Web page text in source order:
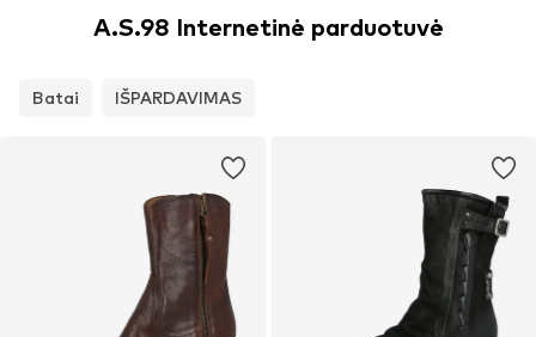
A.S.98 Internetinė parduotuvė
Batai IŠPARDAVIMAS